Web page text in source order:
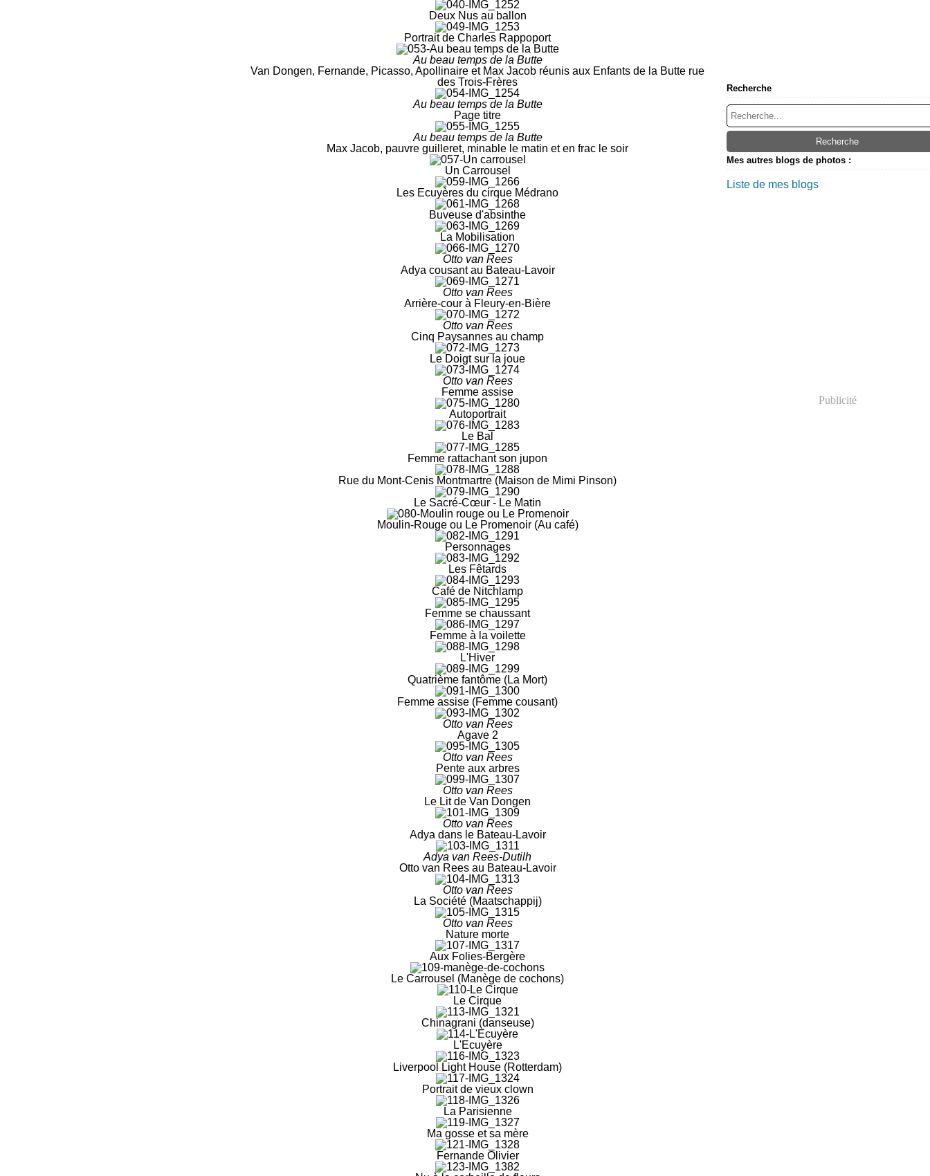
Deux Nus au ballon
Portrait de Charles Rappoport
Au beau temps de la Butte
Van Dongen, Fernande, Picasso, Apollinaire et Max Jacob réunis aux Enfants de la Butte rue
des Trois-Frères
Au beau temps de la Butte
Page titre
Au beau temps de la Butte
Max Jacob, pauvre guilleret, minable le matin et en frac le soir
Un Carrousel
Les Ecuyères du cirque Médrano
Buveuse d'absinthe
La Mobilisation
Otto van Rees
Adya cousant au Bateau-Lavoir
Otto van Rees
Arrière-cour à Fleury-en-Bière
Otto van Rees
Cinq Paysannes au champ
Le Doigt sur la joue
Otto van Rees
Femme assise
Autoportrait
Le Bal
Femme rattachant son jupon
Rue du Mont-Cenis Montmartre (Maison de Mimi Pinson)
Le Sacré-Cœur - Le Matin
Moulin-Rouge ou Le Promenoir (Au café)
Personnages
Les Fêtards
Café de Nitchlamp
Femme se chaussant
Femme à la voilette
L'Hiver
Quatrième fantôme (La Mort)
Femme assise (Femme cousant)
Otto van Rees
Agave 2
Otto van Rees
Pente aux arbres
Otto van Rees
Le Lit de Van Dongen
Otto van Rees
Adya dans le Bateau-Lavoir
Adya van Rees-Dutilh
Otto van Rees au Bateau-Lavoir
Otto van Rees
La Société (Maatschappij)
Otto van Rees
Nature morte
Aux Folies-Bergère
Le Carrousel (Manège de cochons)
Le Cirque
Chinagrani (danseuse)
L'Ecuyère
Liverpool Light House (Rotterdam)
Portrait de vieux clown
La Parisienne
Ma gosse et sa mère
Fernande Olivier
Recherche
Mes autres blogs de photos :
Liste de mes blogs
Publicité